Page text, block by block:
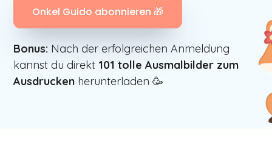
Onkel Guido abonnieren 🎁
Bonus: Nach der erfolgreichen Anmeldung
kannst du direkt 101 tolle Ausmalbilder zum
Ausdrucken herunterladen 🥳